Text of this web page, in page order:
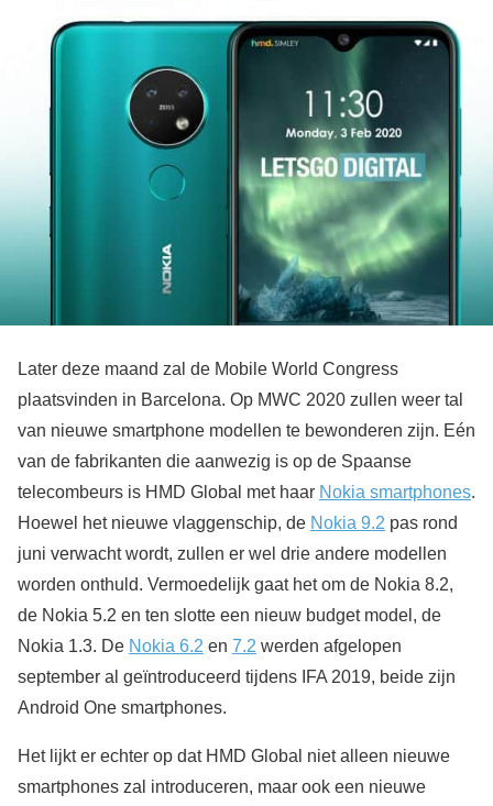
Later deze maand zal de Mobile World Congress
plaatsvinden in Barcelona. Op MWC 2020 zullen weer tal
van nieuwe smartphone modellen te bewonderen zijn. Eén
van de fabrikanten die aanwezig is op de Spaanse
telecombeurs is HMD Global met haar Nokia smartphones.
Hoewel het nieuwe vlaggenschip, de Nokia 9.2 pas rond
juni verwacht wordt, zullen er wel drie andere modellen
worden onthuld. Vermoedelijk gaat het om de Nokia 8.2,
de Nokia 5.2 en ten slotte een nieuw budget model, de
Nokia 1.3. De Nokia 6.2 en 7.2 werden afgelopen
september al geïntroduceerd tijdens IFA 2019, beide zijn
Android One smartphones.
Het lijkt er echter op dat HMD Global niet alleen nieuwe
smartphones zal introduceren, maar ook een nieuwe